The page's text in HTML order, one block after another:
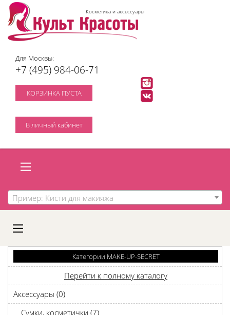
Косметика и аксессуары
Для Москвы:
+7 (495) 984-06-71
КОРЗИНКА ПУСТА
В личный кабинет
Пример: Кисти для макияжа
A
C
D
Категории MAKE-UP-SECRET
Перейти к полному каталогу
Аксессуары (0)
Сумки, косметички (7)